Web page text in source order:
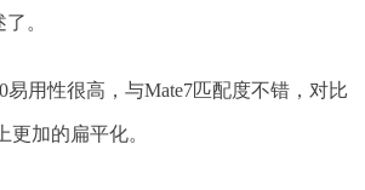
。
易用性很高，与Mate7匹配度不错，对比
更加的扁平化。